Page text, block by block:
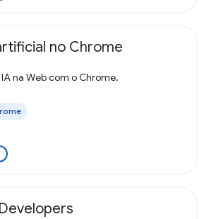
no Chrome
na Web com o Chrome.